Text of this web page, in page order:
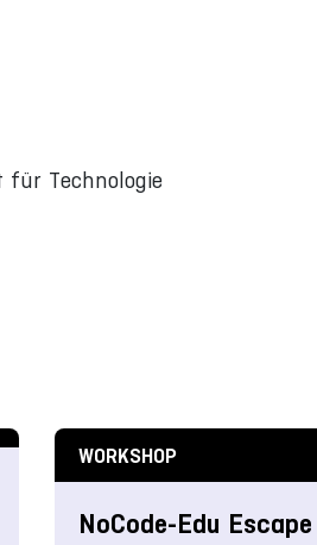
Technologie
WORKSHOP
NoCode-Edu Escape